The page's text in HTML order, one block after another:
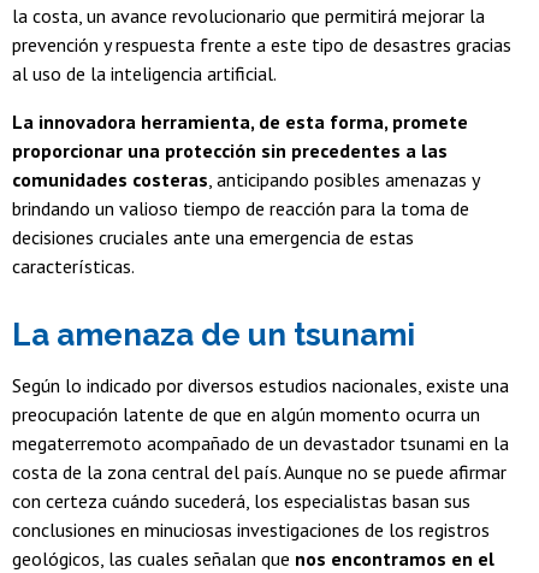
la costa, un avance revolucionario que permitirá mejorar la
prevención y respuesta frente a este tipo de desastres gracias
al uso de la inteligencia artificial.
La innovadora herramienta, de esta forma, promete
proporcionar una protección sin precedentes a las
comunidades costeras , anticipando posibles amenazas y
brindando un valioso tiempo de reacción para la toma de
decisiones cruciales ante una emergencia de estas
características.
La amenaza de un tsunami
Según lo indicado por diversos estudios nacionales, existe una
preocupación latente de que en algún momento ocurra un
megaterremoto acompañado de un devastador tsunami en la
costa de la zona central del país. Aunque no se puede afirmar
con certeza cuándo sucederá, los especialistas basan sus
conclusiones en minuciosas investigaciones de los registros
geológicos, las cuales señalan que nos encontramos en el